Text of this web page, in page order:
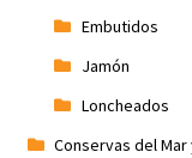
Embutidos
Jamón
Loncheados
Conservas del